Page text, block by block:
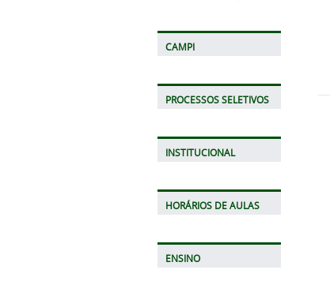
CAMPI
PROCESSOS SELETIVOS
INSTITUCIONAL
HORÁRIOS DE AULAS
ENSINO